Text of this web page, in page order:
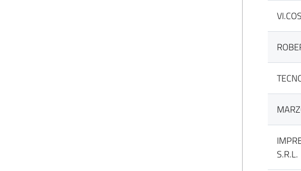
S.R.L.